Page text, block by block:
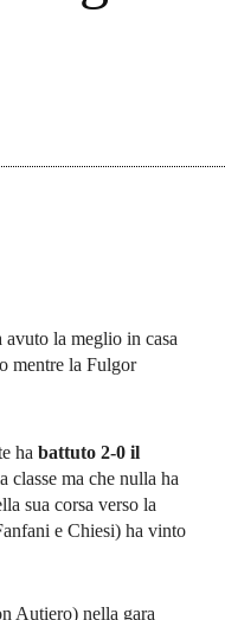
la meglio in casa
mentre la Fulgor
ha battuto 2-0 il
ma che nulla ha
sua corsa verso la
e Chiesi) ha vinto
Autiero) nella gara